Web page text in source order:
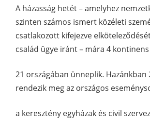
A házasság hetét – amelyhez
szinten számos ismert közéleti
csatlakozott kifejezve
család ügye iránt – mára 4 kontinens
21 országában ünneplik. Hazánkban
rendezik meg az országos
a keresztény egyházak és civil